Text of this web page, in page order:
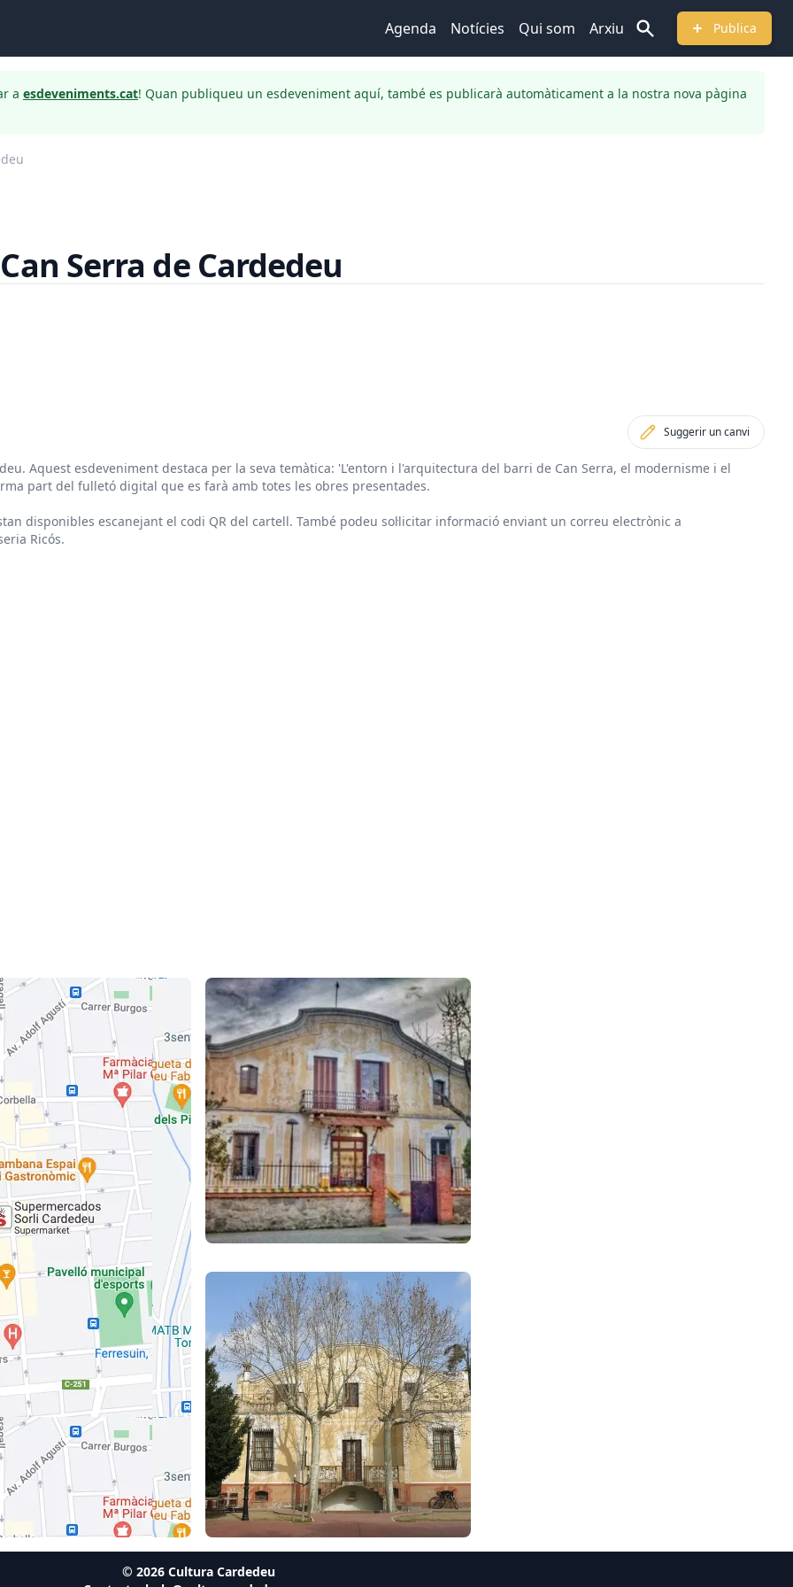
Agenda Notícies Qui som Arxiu Publica
a esdeveniments.cat! Quan publiqueu un esdeveniment aquí, també es publicarà automàticament a la nostra nova pàgina
Serra de Cardedeu
Suggerir un canvi
Aquest esdeveniment destaca per la seva temàtica: 'L'entorn i l'arquitectura del barri de Can Serra, el modernisme i el
part del fulletó digital que es farà amb totes les obres presentades.
disponibles escanejant el codi QR del cartell. També podeu sol·licitar informació enviant un correu electrònic a
Ricós.
© 2026Cultura Cardedeu